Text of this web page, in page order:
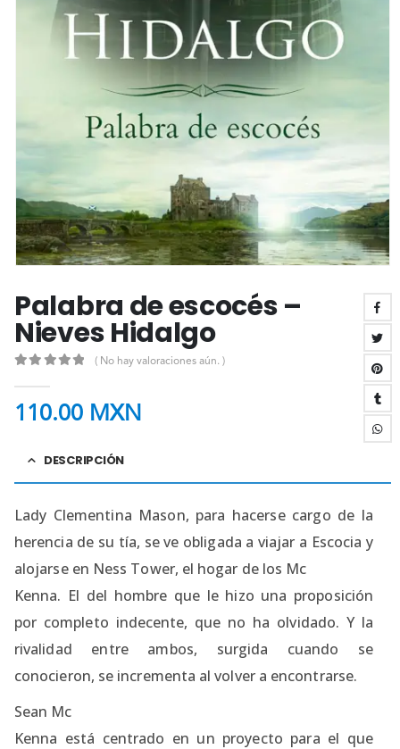
Palabra de escocés –
Nieves Hidalgo
( No hay valoraciones aún. )
110.00 MXN
DESCRIPCIÓN
Lady Clementina Mason, para hacerse cargo de la
herencia de su tía, se ve obligada a viajar a Escocia y
alojarse en Ness Tower, el hogar de los Mc
Kenna. El del hombre que le hizo una proposición
por completo indecente, que no ha olvidado. Y la
rivalidad entre ambos, surgida cuando se
conocieron, se incrementa al volver a encontrarse.
Sean Mc
Kenna está centrado en un proyecto para el que